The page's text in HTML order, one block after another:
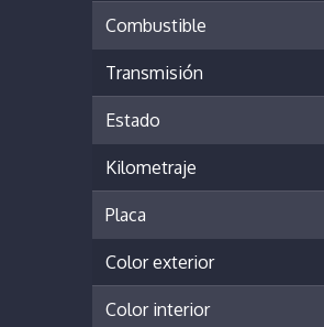
Combustible
Transmisión
Estado
Kilometraje
Placa
Color exterior
Color interior